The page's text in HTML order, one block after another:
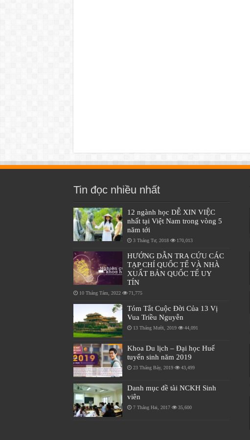
Tin đọc nhiều nhất
12 ngành học DỄ XIN VIỆC
nhất tại Việt Nam trong vòng 5
năm tới
3 Tháng Tư, 2018 170,013
HƯỚNG DẪN TRA CỨU CÁC
TẠP CHÍ QUỐC TẾ VÀ NHÀ
XUẤT BẢN QUỐC TẾ UY
TÍN
10 Tháng Tám, 2022 71,775
Tóm Tắt Cuộc Đời Của 13 Vị
Vua Triều Nguyễn
13 Tháng Mười, 2019 44,091
Khoa Du lịch – Đại học Huế
tuyển sinh năm 2019
23 Tháng Bảy, 2019 43,499
Danh mục đề tài NCKH Sinh
viên
7 Tháng Hai, 2017 35,600